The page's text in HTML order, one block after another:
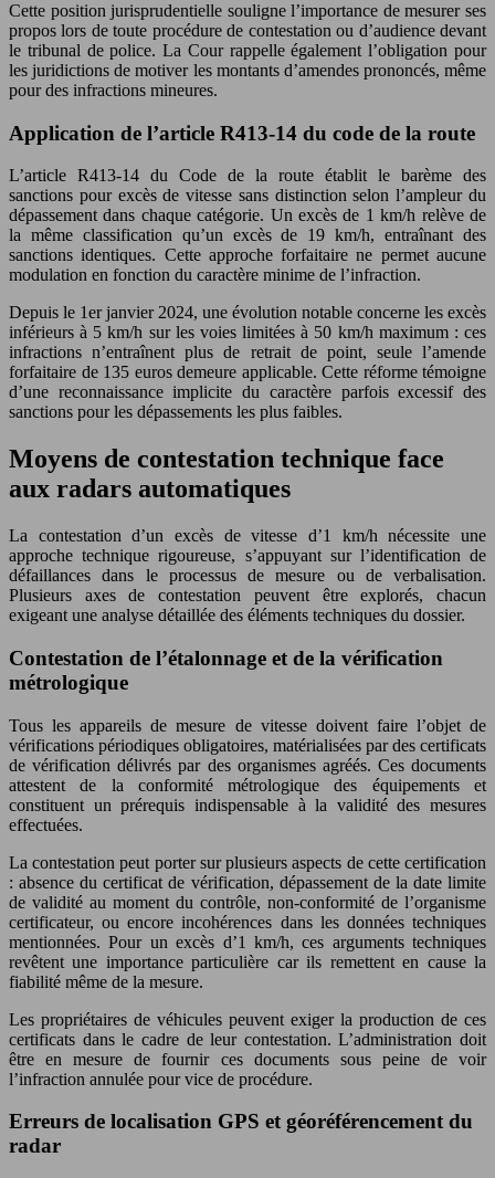
Cette position jurisprudentielle souligne l’importance de mesurer ses
propos lors de toute procédure de contestation ou d’audience devant
le tribunal de police. La Cour rappelle également l’obligation pour
les juridictions de motiver les montants d’amendes prononcés, même
pour des infractions mineures.
Application de l’article R413-14 du code de la route
L’article R413-14 du Code de la route établit le barème des
sanctions pour excès de vitesse sans distinction selon l’ampleur du
dépassement dans chaque catégorie. Un excès de 1 km/h relève de
la même classification qu’un excès de 19 km/h, entraînant des
sanctions identiques. Cette approche forfaitaire ne permet aucune
modulation en fonction du caractère minime de l’infraction.
Depuis le 1er janvier 2024, une évolution notable concerne les excès
inférieurs à 5 km/h sur les voies limitées à 50 km/h maximum : ces
infractions n’entraînent plus de retrait de point, seule l’amende
forfaitaire de 135 euros demeure applicable. Cette réforme témoigne
d’une reconnaissance implicite du caractère parfois excessif des
sanctions pour les dépassements les plus faibles.
Moyens de contestation technique face
aux radars automatiques
La contestation d’un excès de vitesse d’1 km/h nécessite une
approche technique rigoureuse, s’appuyant sur l’identification de
défaillances dans le processus de mesure ou de verbalisation.
Plusieurs axes de contestation peuvent être explorés, chacun
exigeant une analyse détaillée des éléments techniques du dossier.
Contestation de l’étalonnage et de la vérification
métrologique
Tous les appareils de mesure de vitesse doivent faire l’objet de
vérifications périodiques obligatoires, matérialisées par des certificats
de vérification délivrés par des organismes agréés. Ces documents
attestent de la conformité métrologique des équipements et
constituent un prérequis indispensable à la validité des mesures
effectuées.
La contestation peut porter sur plusieurs aspects de cette certification
: absence du certificat de vérification, dépassement de la date limite
de validité au moment du contrôle, non-conformité de l’organisme
certificateur, ou encore incohérences dans les données techniques
mentionnées. Pour un excès d’1 km/h, ces arguments techniques
revêtent une importance particulière car ils remettent en cause la
fiabilité même de la mesure.
Les propriétaires de véhicules peuvent exiger la production de ces
certificats dans le cadre de leur contestation. L’administration doit
être en mesure de fournir ces documents sous peine de voir
l’infraction annulée pour vice de procédure.
Erreurs de localisation GPS et géoréférencement du
radar